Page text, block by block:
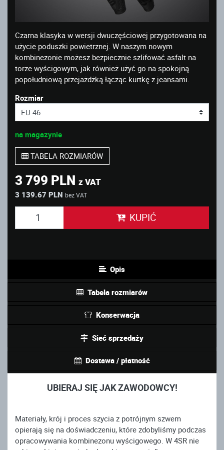
Czarna klasyka w wersji dwuczęściowej przygotowana na
użycie poduszki powietrznej. W naszym nowym
kombinezonie możesz bezpiecznie szlifować asfalt na
torze wyścigowym, jak również użyć go na spokojną
popołudniową przejażdżką łącząc kurtkę z jeansami.
Rozmiar
na magazynie
TABELA ROZMIARÓW
3 799 PLN z VAT
3 139.67 PLN bez VAT
KUPIĆ
Opis
Tabela rozmiarów
Konserwacja
Sieć sprzedaży
Dostawa / płatność
UBIERAJ SIĘ JAK ZAWODOWCY!
Materiały, krój i proces szycia z potrójnym szwem
opierają się na doświadczeniu, które zdobyliśmy podczas
opracowywania kombinezonu wyścigowego. W 4SR nie